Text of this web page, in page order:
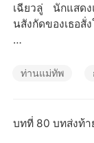
เฉียวลู่  นักแสด
นสังกัดของเธอสั่
จะได้พักผ่อน เฉี
ฉีหมิงเยี่ยน   อนุ
ท่านแม่ทัพ